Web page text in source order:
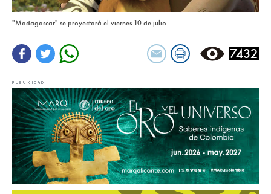
"Madagascar" se proyectará el viernes 10 de julio
7432